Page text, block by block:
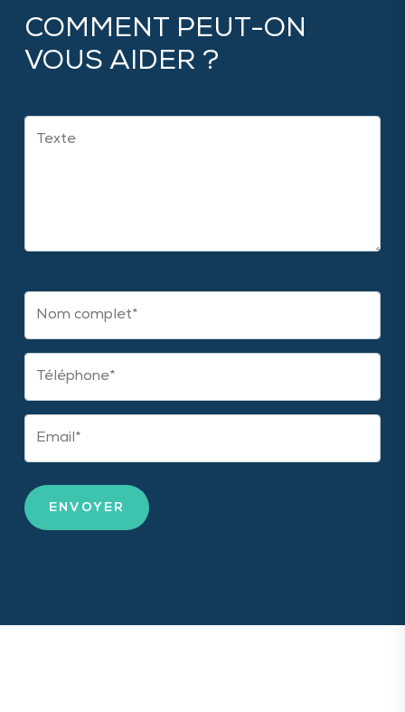
COMMENT PEUT-ON
VOUS AIDER ?